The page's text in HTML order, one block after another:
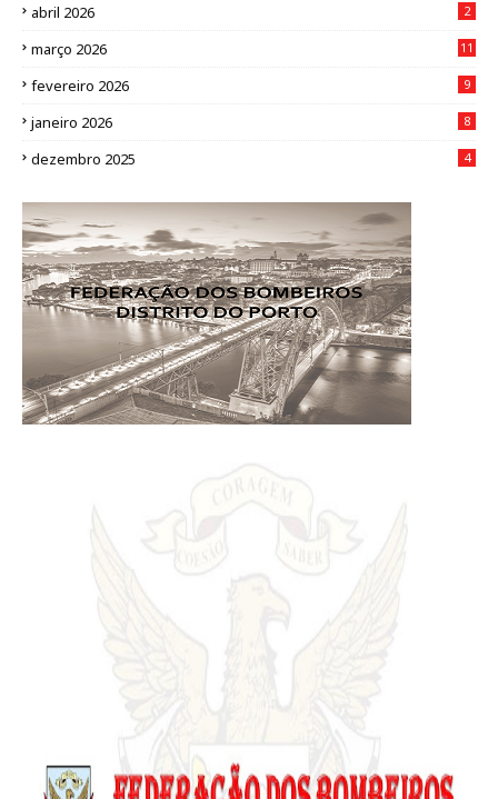
abril 2026 2
março 2026 11
fevereiro 2026 9
janeiro 2026 8
dezembro 2025 4